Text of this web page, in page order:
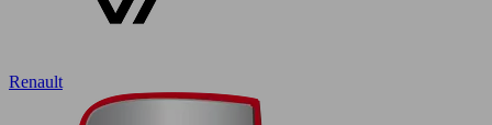
Renault